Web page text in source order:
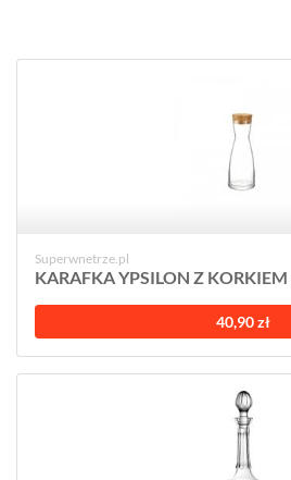
Superwnetrze.pl
KARAFKA YPSILON Z
40,90 zł